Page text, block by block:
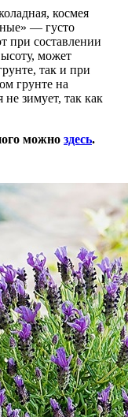
космея
— густо
при составлении
может
так и при
грунте на
зимует, так как
можно здесь.